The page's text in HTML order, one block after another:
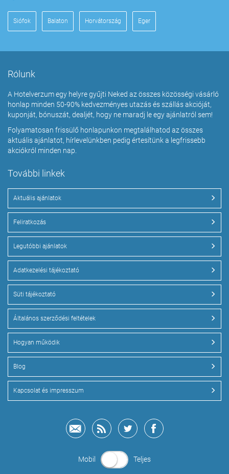
Siófok Balaton Horvátország Eger
Rólunk
A Hotelverzum egy helyre gyűjti Neked az összes közösségi vásárló
honlap minden 50-90% kedvezményes utazás és szállás akcióját,
kuponját, bónuszát, dealjét, hogy ne maradj le egy ajánlatról sem!
Folyamatosan frissülő honlapunkon megtalálhatod az összes
aktuális ajánlatot, hírlevelünkben pedig értesítünk a legfrissebb
akciókról minden nap.
További linkek
Aktuális ajánlatok
Feliratkozás
Legutóbbi ajánlatok
Adatkezelési tájékoztató
Süti tájékoztató
Általános szerződési feltételek
Hogyan működik
Blog
Kapcsolat és impresszum
Mobil Teljes